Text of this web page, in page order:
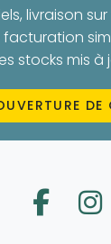
livraison
stocks mis à